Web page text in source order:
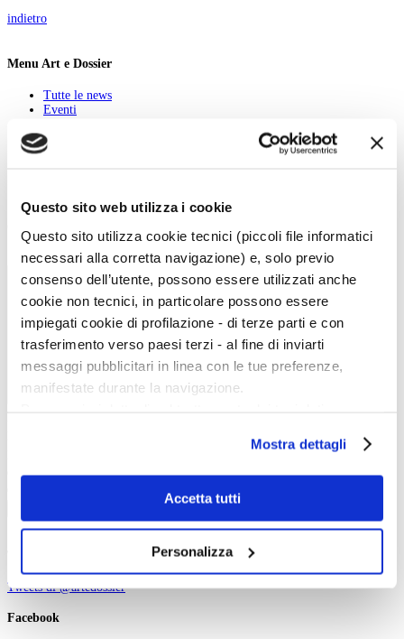
Questo sito web utilizza i cookie
Questo sito utilizza cookie tecnici (piccoli file informatici
necessari alla corretta navigazione) e, solo previo
consenso dell’utente, possono essere utilizzati anche
cookie non tecnici, in particolare possono essere
impiegati cookie di profilazione - di terze parti e con
trasferimento verso paesi terzi - al fine di inviarti
messaggi pubblicitari in linea con le tue preferenze,
manifestate durante la navigazione.
scelte privacy sui cookie, ti invitiamo a prendere visione
dell’informativa cookie.
Chiudendo il banner tramite la “X” prosegui la
navigazione senza alcuna profilazione e con installazione
il tuo consenso alla profilazione che potrai revocare in
Mostra dettagli
Accetta tutti
Personalizza
indietro
Menu Art e Dossier
Tutte le news
Eventi
Kids
In galleria
Scegli la data e imposta i filtri per ottimizzare la tua ricerca
Categoria:
Tweets di @artedossier
Facebook